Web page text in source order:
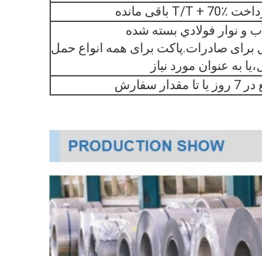
و نوار فولادي بسته شده
برای صادرات.پاکت برای همه انواع حمل
به عنوان مورد نیاز
سفارش